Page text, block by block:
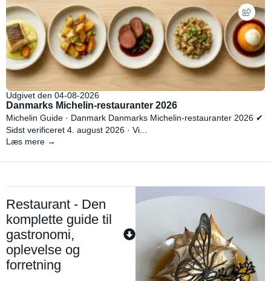
Udgivet den 04-08-2026
Danmarks Michelin-restauranter 2026
Michelin Guide · Danmark Danmarks Michelin-restauranter 2026 ✔
Sidst verificeret 4. august 2026 · Vi...
Læs mere →
Restaurant - Den
komplette guide til
gastronomi,
oplevelse og
forretning